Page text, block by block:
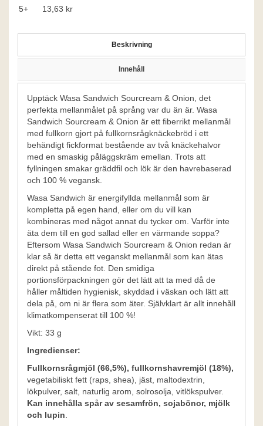
5+
13,63 kr
Beskrivning
Innehåll
Upptäck Wasa Sandwich Sourcream & Onion, det
perfekta mellanmålet på språng var du än är. Wasa
Sandwich Sourcream & Onion är ett fiberrikt mellanmål
med fullkorn gjort på fullkornsrågknäckebröd i ett
behändigt fickformat bestående av två knäckehalvor
med en smaskig påläggskräm emellan. Trots att
fyllningen smakar gräddfil och lök är den havrebaserad
och 100 % vegansk.
Wasa Sandwich är energifyllda mellanmål som är
kompletta på egen hand, eller om du vill kan
kombineras med något annat du tycker om. Varför inte
äta dem till en god sallad eller en värmande soppa?
Eftersom Wasa Sandwich Sourcream & Onion redan är
klar så är detta ett veganskt mellanmål som kan ätas
direkt på stående fot. Den smidiga
portionsförpackningen gör det lätt att ta med då de
håller måltiden hygienisk, skyddad i väskan och lätt att
dela på, om ni är flera som äter. Självklart är allt innehåll
klimatkompenserat till 100 %!
Vikt: 33 g
Ingredienser:
Fullkornsrågmjöl (66,5%), fullkornshavremjöl (18%),
vegetabiliskt fett (raps, shea), jäst, maltodextrin,
lökpulver, salt, naturlig arom, solrosolja, vitlökspulver.
Kan innehålla spår av sesamfrön, sojabönor, mjölk
och lupin